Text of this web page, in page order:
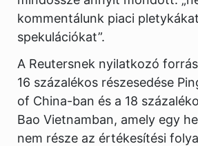
kommentálunk piaci
spekulációkat”.
A Reutersnek nyilatkozó
16 százalékos részesedése
of China-ban és a 18
Bao Vietnamban, amely egy
nem része az értékesítési